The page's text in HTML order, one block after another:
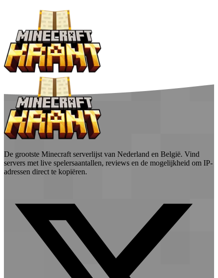
De grootste Minecraft serverlijst van Nederland en België. Vind
servers met live spelersaantallen, reviews en de mogelijkheid om IP-
adressen direct te kopiëren.